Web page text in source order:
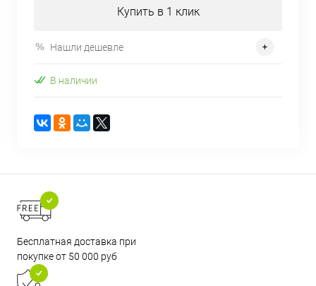
Купить в 1 клик
Нашли дешевле
В наличии
Бесплатная доставка при
покупке от 50 000 руб